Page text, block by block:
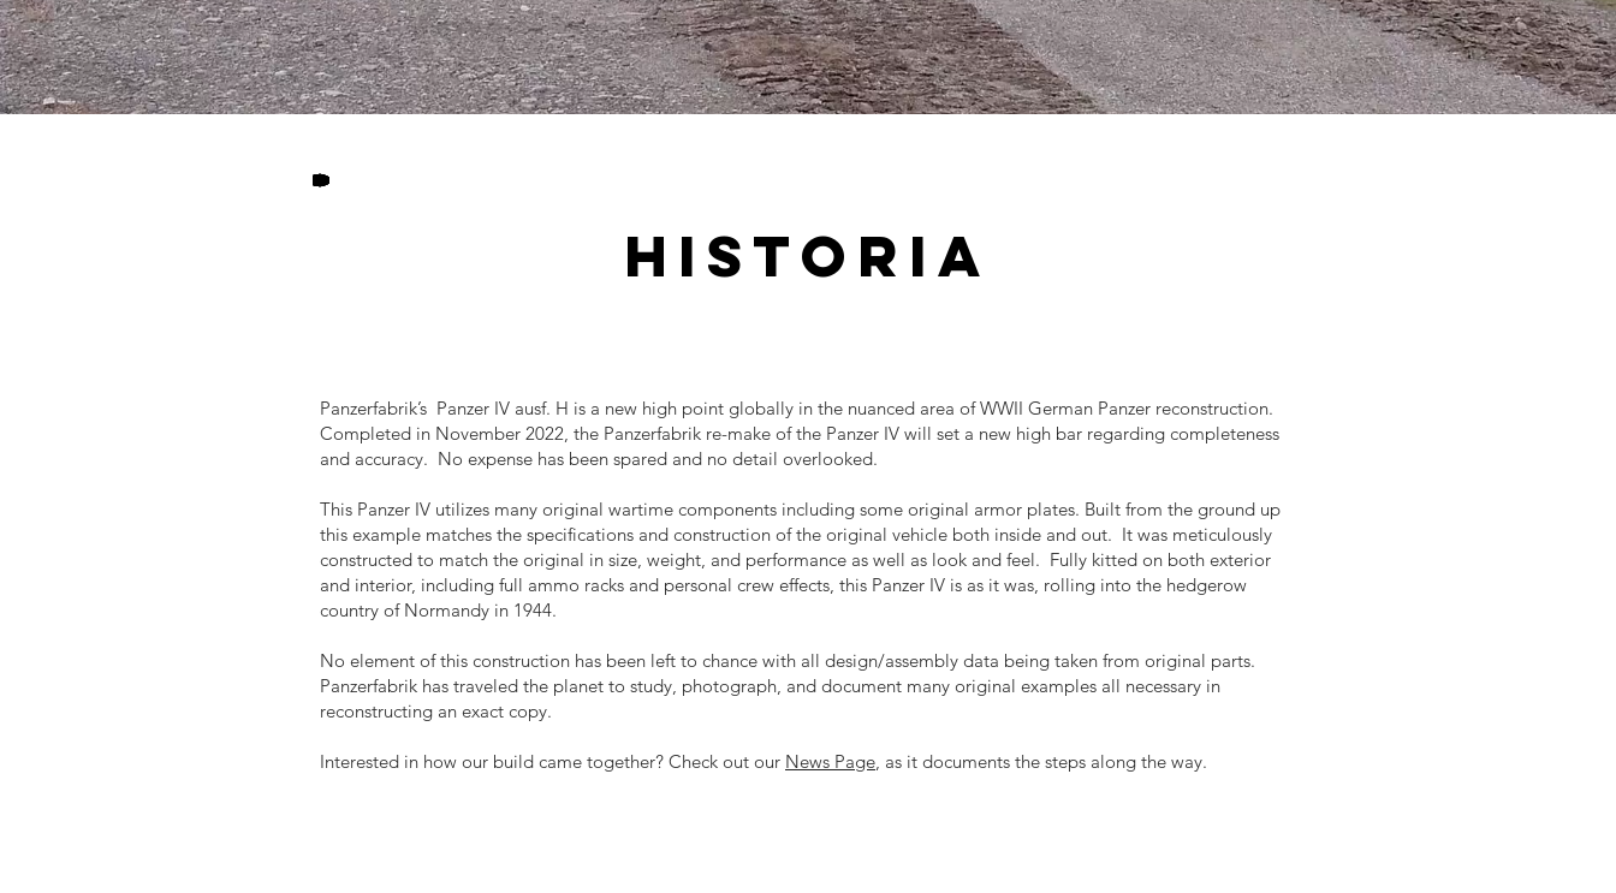
HISTORIA
Panzerfabrik’s Panzer IV ausf. H is a new high point globally in the nuanced area of WWII German Panzer reconstruction.
Completed in November 2022, the Panzerfabrik re-make of the Panzer IV will set a new high bar regarding completeness
and accuracy. No expense has been spared and no detail overlooked.
This Panzer IV utilizes many original wartime components including some original armor plates. Built from the ground up
this example matches the specifications and construction of the original vehicle both inside and out. It was meticulously
constructed to match the original in size, weight, and performance as well as look and feel. Fully kitted on both exterior
and interior, including full ammo racks and personal crew effects, this Panzer IV is as it was, rolling into the hedgerow
country of Normandy in 1944.
No element of this construction has been left to chance with all design/assembly data being taken from original parts.
Panzerfabrik has traveled the planet to study, photograph, and document many original examples all necessary in
reconstructing an exact copy.
Interested in how our build came together? Check out our News Page, as it documents the steps along the way.